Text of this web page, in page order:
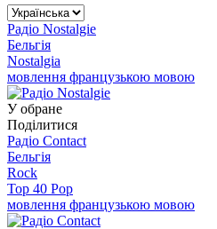
Радіо Nostalgie
Бельгія
Nostalgia
мовлення французькою мовою
У обране
Поділитися
Радіо Contact
Бельгія
Rock
Top 40 Pop
мовлення французькою мовою